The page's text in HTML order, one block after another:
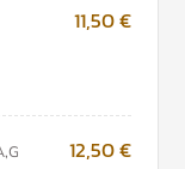
11,50 €
,G 12,50 €